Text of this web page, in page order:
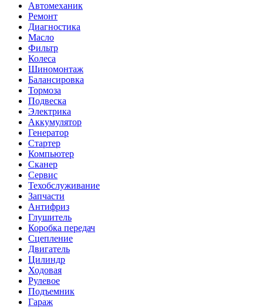
Автомеханик
Ремонт
Диагностика
Масло
Фильтр
Колеса
Шиномонтаж
Балансировка
Тормоза
Подвеска
Электрика
Аккумулятор
Генератор
Стартер
Компьютер
Сканер
Сервис
Техобслуживание
Запчасти
Антифриз
Глушитель
Коробка передач
Сцепление
Двигатель
Цилиндр
Ходовая
Рулевое
Подъемник
Гараж